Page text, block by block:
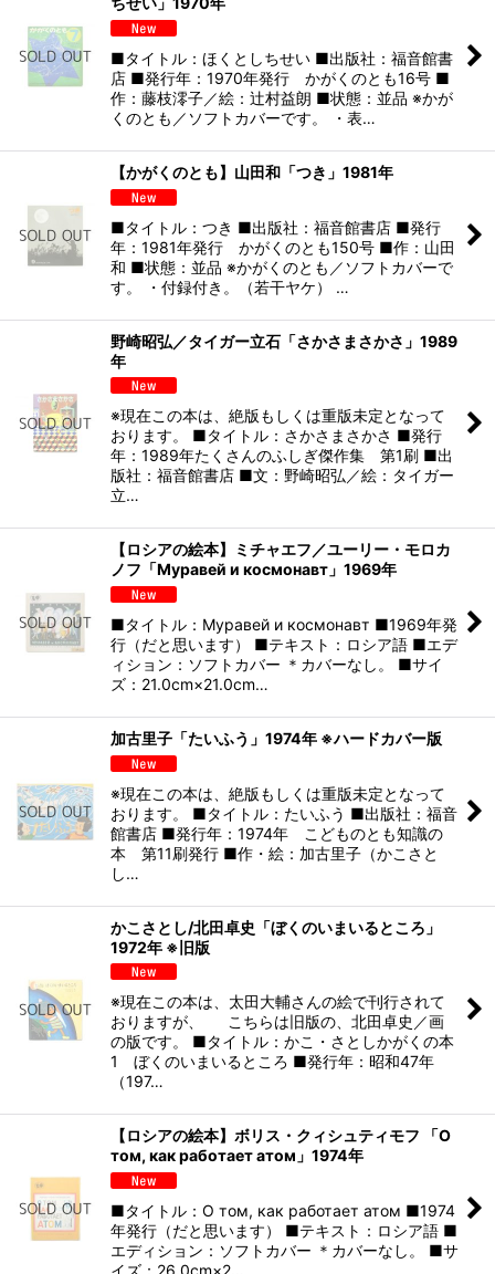
■タイトル：ほくとしちせい ■出版社：福音館書
店 ■発行年：1970年発行 かがくのとも16号 ■
作：藤枝澪子／絵：辻村益朗 ■状態：並品 ※かが
くのとも／ソフトカバーです。 ・表…
【かがくのとも】山田和「つき」1981年
■タイトル：つき ■出版社：福音館書店 ■発行
年：1981年発行 かがくのとも150号 ■作：山田
和 ■状態：並品 ※かがくのとも／ソフトカバーで
す。 ・付録付き。（若干ヤケ） …
野崎昭弘／タイガー立石「さかさまさかさ」1989
年
※現在この本は、絶版もしくは重版未定となって
おります。 ■タイトル：さかさまさかさ ■発行
年：1989年たくさんのふしぎ傑作集 第1刷 ■出
版社：福音館書店 ■文：野崎昭弘／絵：タイガー
立…
【ロシアの絵本】ミチャエフ／ユーリー・モロカ
ノフ「Муравей и космонавт」1969年
■タイトル：Муравей и космонавт ■1969年発
行（だと思います） ■テキスト：ロシア語 ■エデ
ィション：ソフトカバー ＊カバーなし。 ■サイ
ズ：21.0cm×21.0cm…
加古里子「たいふう」1974年 ※ハードカバー版
※現在この本は、絶版もしくは重版未定となって
おります。 ■タイトル：たいふう ■出版社：福音
館書店 ■発行年：1974年 こどものとも知識の
本 第11刷発行 ■作・絵：加古里子（かこさと
し…
かこさとし/北田卓史「ぼくのいまいるところ」
1972年 ※旧版
※現在この本は、太田大輔さんの絵で刊行されて
おりますが、 こちらは旧版の、北田卓史／画
の版です。 ■タイトル：かこ・さとしかがくの本
1 ぼくのいまいるところ ■発行年：昭和47年
（197…
【ロシアの絵本】ボリス・クィシュティモフ 「О
том, как работает атом」1974年
■タイトル：О том, как работает атом ■1974
年発行（だと思います） ■テキスト：ロシア語 ■
エディション：ソフトカバー ＊カバーなし。 ■サ
イズ：26.0cm×2…